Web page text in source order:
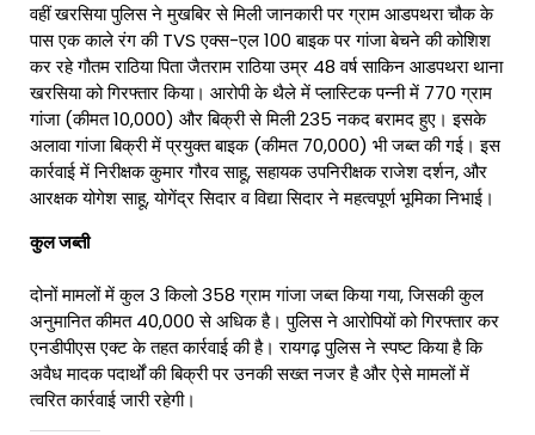
वहीं खरसिया पुलिस ने मुखबिर से मिली जानकारी पर ग्राम आडपथरा चौक के
पास एक काले रंग की TVS एक्स-एल 100 बाइक पर गांजा बेचने की कोशिश
कर रहे गौतम राठिया पिता जैतराम राठिया उम्र 48 वर्ष साकिन आडपथरा थाना
खरसिया को गिरफ्तार किया। आरोपी के थैले में प्लास्टिक पन्नी में 770 ग्राम
गांजा (कीमत ₹10,000) और बिक्री से मिली ₹235 नकद बरामद हुए। इसके
अलावा गांजा बिक्री में प्रयुक्त बाइक (कीमत ₹70,000) भी जब्त की गई। इस
कार्रवाई में निरीक्षक कुमार गौरव साहू, सहायक उपनिरीक्षक राजेश दर्शन, और
आरक्षक योगेश साहू, योगेंद्र सिदार व विद्या सिदार ने महत्वपूर्ण भूमिका निभाई।
कुल जब्ती
दोनों मामलों में कुल 3 किलो 358 ग्राम गांजा जब्त किया गया, जिसकी कुल
अनुमानित कीमत ₹40,000 से अधिक है। पुलिस ने आरोपियों को गिरफ्तार कर
एनडीपीएस एक्ट के तहत कार्रवाई की है। रायगढ़ पुलिस ने स्पष्ट किया है कि
अवैध मादक पदार्थों की बिक्री पर उनकी सख्त नजर है और ऐसे मामलों में
त्वरित कार्रवाई जारी रहेगी।